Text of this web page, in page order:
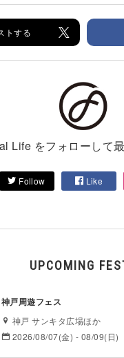
トする
Life をフォローして
Follow Like
UPCOMING
神戸周遊フェス
神戸 サンキタ広場ほか
2026/08/07(金) - 08/09(日)